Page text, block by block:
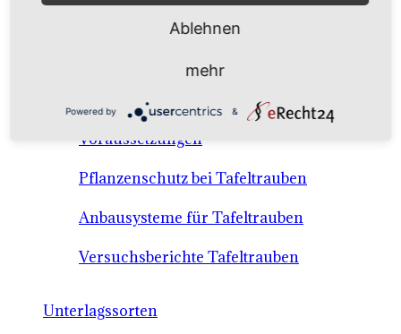
Anbausysteme & Recht
Tafeltrauben A-Z Sortenbeschreibungen
Tafeltraubenanbau - rechtliche
Voraussetzungen
Pflanzenschutz bei Tafeltrauben
Anbausysteme für Tafeltrauben
Versuchsberichte Tafeltrauben
Unterlagssorten
Ablehnen
mehr
Powered by &